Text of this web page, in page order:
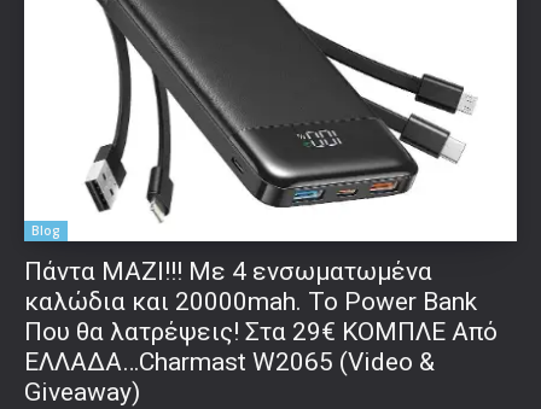
Blog
Πάντα ΜΑΖΙ!!! Με 4 ενσωματωμένα
καλώδια και 20000mah. Το Power Bank
Που θα λατρέψεις! Στα 29€ ΚΟΜΠΛΕ Από
ΕΛΛΑΔΑ…Charmast W2065 (Video &
Giveaway)